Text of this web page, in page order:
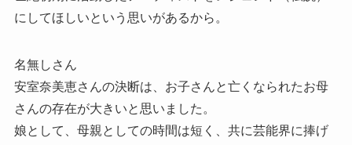
にしてほしいという思いがあるから。
名無しさん
安室奈美恵さんの決断は、お子さんと亡くなられたお母
さんの存在が大きいと思いました。
娘として、母親としての時間は短く、共に芸能界に捧げ